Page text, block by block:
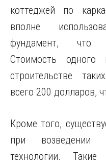
коттеджей по
вполне
фундамент, что
Стоимость одного
строительстве
всего 200 долларов,
Кроме того,
при возведении
технологии. Такие